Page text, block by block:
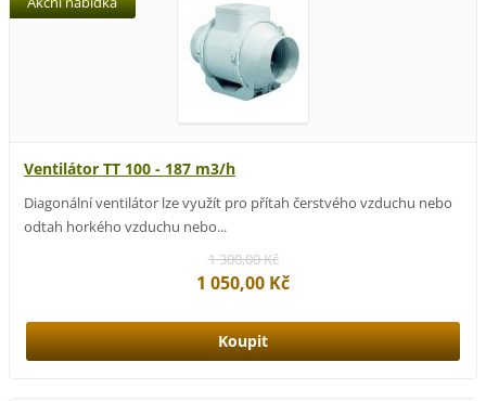
Ventilátor TT 100 - 187 m3/h
Diagonální ventilátor lze využít pro přítah čerstvého vzduchu nebo
odtah horkého vzduchu nebo...
1 300,00 Kč
1 050,00 Kč